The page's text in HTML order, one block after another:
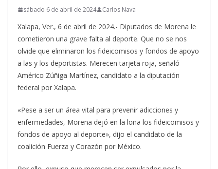
sábado 6 de abril de 2024 Carlos Nava
Xalapa, Ver., 6 de abril de 2024.- Diputados de Morena le
cometieron una grave falta al deporte. Que no se nos
olvide que eliminaron los fideicomisos y fondos de apoyo
a las y los deportistas. Merecen tarjeta roja, señaló
Américo Zúñiga Martínez, candidato a la diputación
federal por Xalapa.
«Pese a ser un área vital para prevenir adicciones y
enfermedades, Morena dejó en la lona los fideicomisos y
fondos de apoyo al deporte», dijo el candidato de la
coalición Fuerza y Corazón por México.